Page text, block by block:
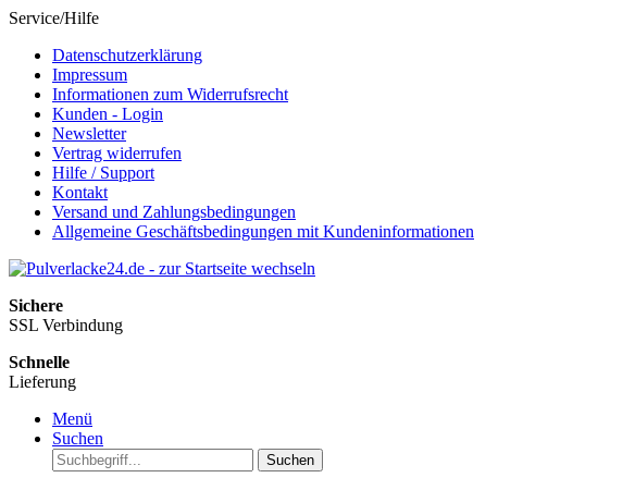
Service/Hilfe
Datenschutzerklärung
Impressum
Informationen zum Widerrufsrecht
Kunden - Login
Newsletter
Vertrag widerrufen
Hilfe / Support
Kontakt
Versand und Zahlungsbedingungen
Allgemeine Geschäftsbedingungen mit Kundeninformationen
Sichere
SSL Verbindung
Schnelle
Lieferung
Menü
Suchen
Suchen